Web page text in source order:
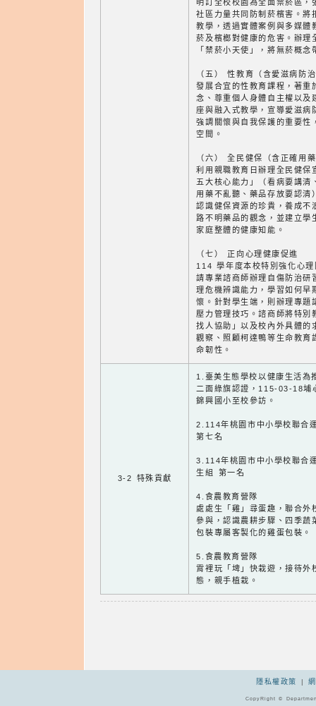
明訂全校校園為全面禁菸區，
社區力量共同防制菸檳害。將
教學，透過實體案例與多媒體
菸及檳榔對健康的危害。辦理
「禁菸小天使」，將無菸概念
（五） 性教育（含愛滋病防
發展合宜的性教育課程，著重
念、尊重個人身體自主權以及
座與融入式教學，宣導愛滋病
強調關懷與自我保護的重要性
空間。
（六） 全民健保（含正確用
利用親職教育日辦理全民健保
五大核心能力」（看病要講清
用藥不亂聽、藥品存放要認清
認識健保資源的珍貴，養成不
路不明藥品的觀念，並建立學
家庭整體的健康知能。
（七） 正向心理健康促進
114 學年度本校特別強化心
請專業諮商師辦理自傷防治研
理危機辨識能力，學習如何早
懷。針對學生端，則辦理專題
壓力管理技巧。諮商師將特別
找人協助」以及校內外具體的
觀察、照顧柯達鴨等生命教育
命韌性。
3-2 特殊貢獻
1.臺美生態學校以健康生活為
二面綠旗認證，115-03-18
錦興國小至校參訪。
2.114年桃園市中小學校聯合
第七名
3.114年桃園市中小學校聯合
生組 第一名
4.食農教育營隊
處處生「雞」尋蛋趣，聯合
參與，認識農耕步驟、四季蔬
包裝專屬客製化的雞蛋包裝。
5.食農教育營隊
霄裡玩「埤」快栽遊，接待外
態，親手植栽。
隱私權政策 |
CopyRight ©